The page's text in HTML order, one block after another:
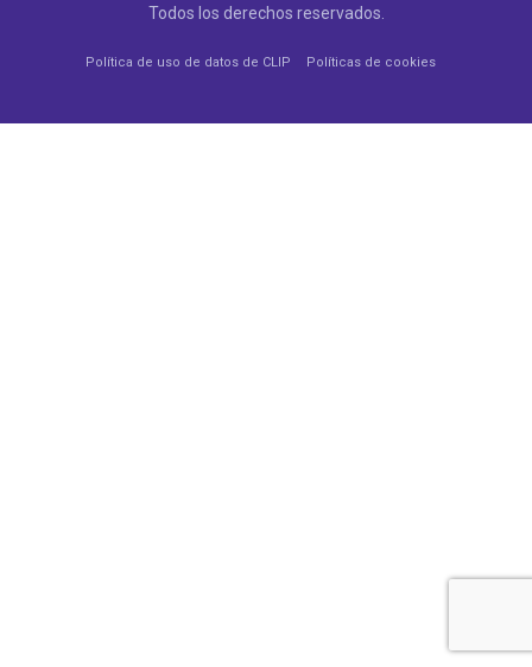
Todos los derechos reservados.
Política de uso de datos de CLIP Políticas de cookies